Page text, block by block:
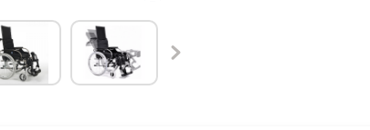
электроприводом
Скутеры
Оборудование с туалетом
Кислородное оборудование
Для бассейна
Для ванны